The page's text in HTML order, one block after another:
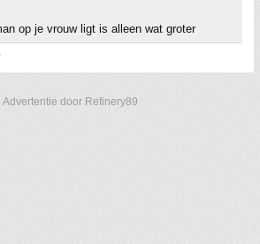
op je vrouw ligt is alleen wat groter
door Refinery89